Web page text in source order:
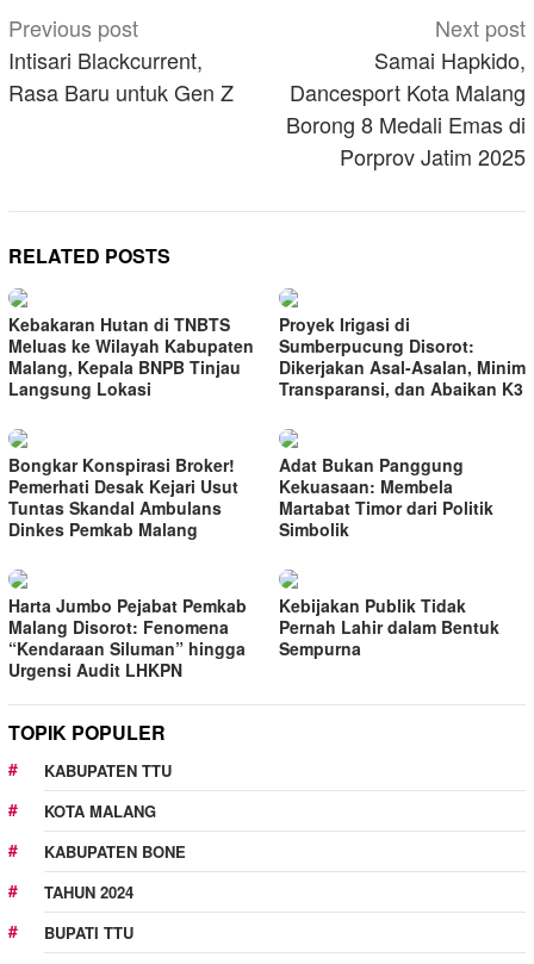
Post
navigation
Previous post
Intisari Blackcurrent,
Rasa Baru untuk Gen Z
Next post
Samai Hapkido,
Dancesport Kota Malang
Borong 8 Medali Emas di
Porprov Jatim 2025
RELATED POSTS
Kebakaran Hutan di TNBTS
Meluas ke Wilayah Kabupaten
Malang, Kepala BNPB Tinjau
Langsung Lokasi
Proyek Irigasi di
Sumberpucung Disorot:
Dikerjakan Asal-Asalan, Minim
Transparansi, dan Abaikan K3
Bongkar Konspirasi Broker!
Pemerhati Desak Kejari Usut
Tuntas Skandal Ambulans
Dinkes Pemkab Malang
Adat Bukan Panggung
Kekuasaan: Membela
Martabat Timor dari Politik
Simbolik
Harta Jumbo Pejabat Pemkab
Malang Disorot: Fenomena
“Kendaraan Siluman” hingga
Urgensi Audit LHKPN
Kebijakan Publik Tidak
Pernah Lahir dalam Bentuk
Sempurna
TOPIK POPULER
KABUPATEN TTU
KOTA MALANG
KABUPATEN BONE
TAHUN 2024
BUPATI TTU